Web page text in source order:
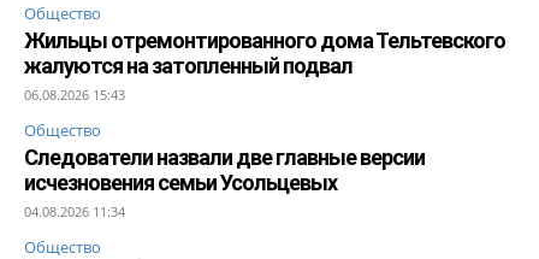
Общество
Жильцы отремонтированного дома Тельтевского
жалуются на затопленный подвал
06.08.2026 15:43
Общество
Следователи назвали две главные версии
исчезновения семьи Усольцевых
04.08.2026 11:34
Общество